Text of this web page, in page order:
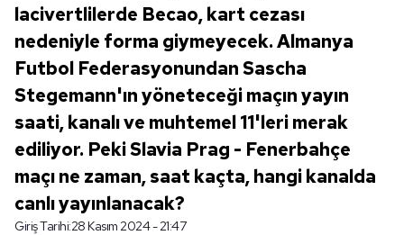
lacivertlilerde Becao, kart cezası
nedeniyle forma giymeyecek. Almanya
Futbol Federasyonundan Sascha
Stegemann'ın yöneteceği maçın yayın
saati, kanalı ve muhtemel 11'leri merak
ediliyor. Peki Slavia Prag - Fenerbahçe
maçı ne zaman, saat kaçta, hangi kanalda
canlı yayınlanacak?
Giriş Tarihi:28 Kasım 2024 - 21:47